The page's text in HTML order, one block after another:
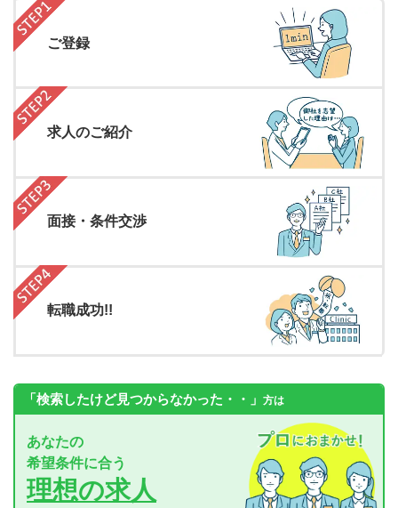
ご登録
求人のご紹介
面接・条件交渉
転職成功!!
「検索したけど見つからなかった・・」 方は
あなたの
希望条件に合う
理想の求人